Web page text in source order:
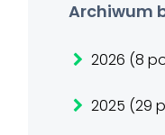
Archiwum
2026 (8
2025 (29